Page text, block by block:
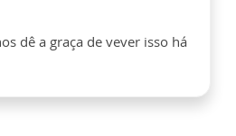
dê a graça de vever isso há